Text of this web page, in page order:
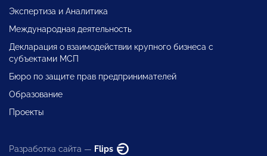
Экспертиза и Аналитика
Международная деятельность
Декларация о взаимодействии крупного бизнеса с
субъектами МСП
Бюро по защите прав предпринимателей
Образование
Проекты
Разработка сайта — Flips